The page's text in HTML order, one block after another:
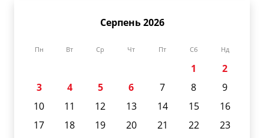
Серпень 2026
Пн Вт Ср Чт Пт Сб Нд
1
2
3
4 5 6 7 8
9
10
11 12 13 14 15
16
17
18 19 20 21 22
23